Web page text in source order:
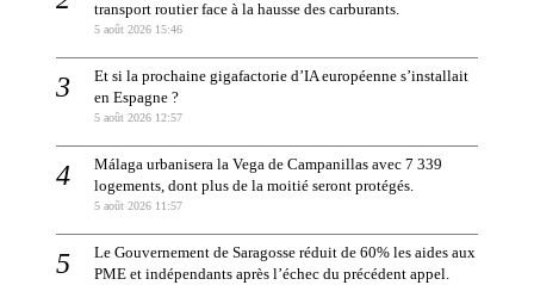
transport routier face à la hausse des carburants.
5 août 2026 15:46
Et si la prochaine gigafactorie d’IA européenne s’installait
en Espagne ?
5 août 2026 12:57
Málaga urbanisera la Vega de Campanillas avec 7 339
logements, dont plus de la moitié seront protégés.
5 août 2026 11:57
Le Gouvernement de Saragosse réduit de 60% les aides aux
PME et indépendants après l’échec du précédent appel.